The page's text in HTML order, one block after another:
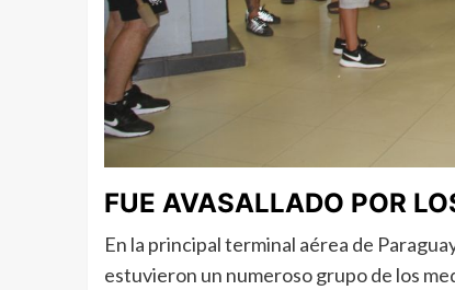
FUE AVASALLADO POR
En la principal terminal aérea de
estuvieron un numeroso grupo de los